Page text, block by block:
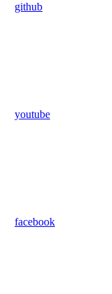
github
youtube
facebook